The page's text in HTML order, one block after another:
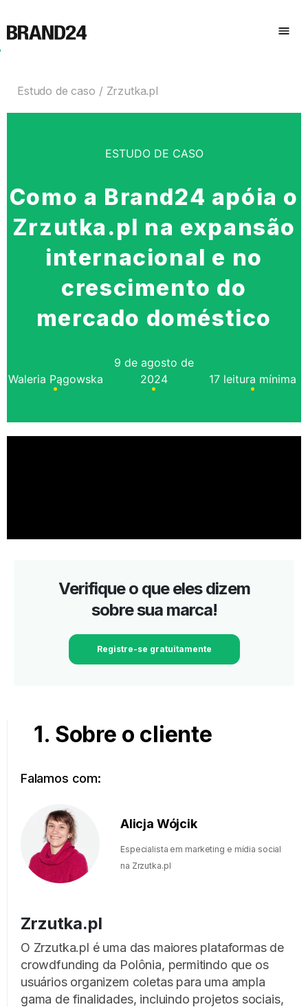
Estudo de caso Zrzutka.pl
ESTUDO DE CASO
Como a Brand24 apóia o
Zrzutka.pl na expansão
internacional e no
crescimento do
mercado doméstico
Waleria Pągowska
9 de agosto de
2024
17 leitura mínima
Verifique o que eles dizem
sobre sua marca!
Registre-se gratuitamente
1. Sobre o cliente
Falamos com:
Alicja Wójcik
Especialista em marketing e mídia social
na Zrzutka.pl
Zrzutka.pl
O Zrzutka.pl é uma das maiores plataformas de
crowdfunding da Polônia, permitindo que os
usuários organizem coletas para uma ampla
gama de finalidades, incluindo projetos sociais,